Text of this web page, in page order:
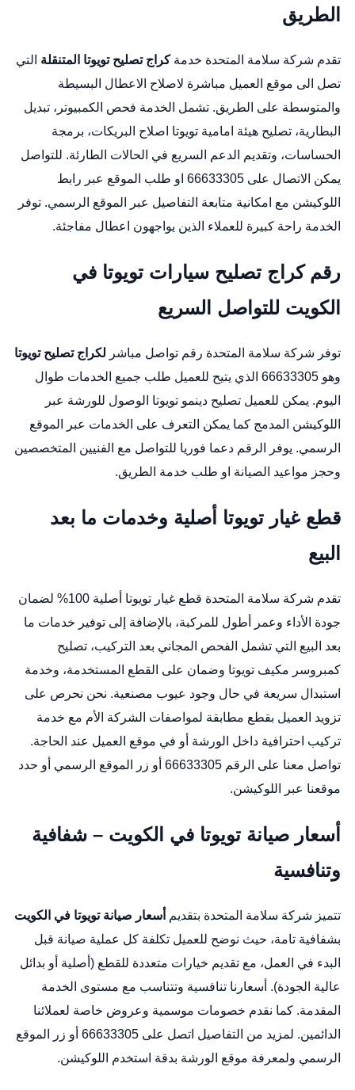
الطريق
تقدم شركة سلامة المتحدة خدمةكراج تصليح تويوتا المتنقلة التي
تصل الى موقع العميل مباشرة لاصلاح الاعطال البسيطة
والمتوسطة على الطريق. تشمل الخدمة فحص الكمبيوتر، تبديل
البطارية، تصليح هيئة امامية تويوتا اصلاح البريكات، برمجة
الحساسات، وتقديم الدعم السريع في الحالات الطارئة. للتواصل
يمكن الاتصال على 66633305 او طلب الموقع عبر
رابط
اللوكيشن مع امكانية متابعة التفاصيل عبر الموقع الرسمي. توفر
الخدمة راحة كبيرة للعملاء الذين يواجهون اعطال مفاجئة.
رقم كراج تصليح سيارات تويوتا في
الكويت للتواصل السريع
توفر شركة سلامة المتحدة رقم تواصل مباشر لكراج تصليح تويوتا
وهو 66633305 الذي يتيح للعميل طلب جميع الخدمات طوال
اليوم. يمكن للعميل تصليح دينمو تويوتا الوصول للورشة عبر
اللوكيشن المدمج كما يمكن التعرف على الخدمات عبر
الموقع
الرسمي. يوفر الرقم دعما فوريا للتواصل مع الفنيين المتخصصين
وحجز مواعيد الصيانة او طلب خدمة الطريق.
قطع غيار تويوتا أصلية وخدمات ما بعد
البيع
تقدم شركة سلامة المتحدة قطع غيار تويوتا أصلية 100% لضمان
جودة الأداء وعمر أطول للمركبة، بالإضافة إلى توفير خدمات ما
بعد البيع التي تشمل الفحص المجاني بعد التركيب، تصليح
كمبروسر مكيف تويوتا وضمان على القطع المستخدمة، وخدمة
استبدال سريعة في حال وجود عيوب مصنعية. نحن نحرص على
تزويد العميل بقطع مطابقة لمواصفات الشركة الأم مع خدمة
تركيب احترافية داخل الورشة أو في موقع العميل عند الحاجة.
تواصل معنا على الرقم 66633305 أو زر
الموقع الرسمي أو حدد
موقعنا عبر
اللوكيشن.
أسعار صيانة تويوتا في الكويت – شفافية
وتنافسية
تتميز شركة سلامة المتحدة بتقديم أسعار صيانة تويوتا في الكويت
بشفافية تامة، حيث نوضح للعميل تكلفة كل عملية صيانة قبل
البدء في العمل، مع تقديم خيارات متعددة للقطع (أصلية أو بدائل
عالية الجودة). أسعارنا تنافسية وتتناسب مع مستوى الخدمة
المقدمة. كما نقدم خصومات موسمية وعروض خاصة لعملائنا
الدائمين. لمزيد من التفاصيل اتصل على 66633305 أو زر
الموقع
الرسمي ولمعرفة موقع الورشة بدقة استخدم اللوكيشن.